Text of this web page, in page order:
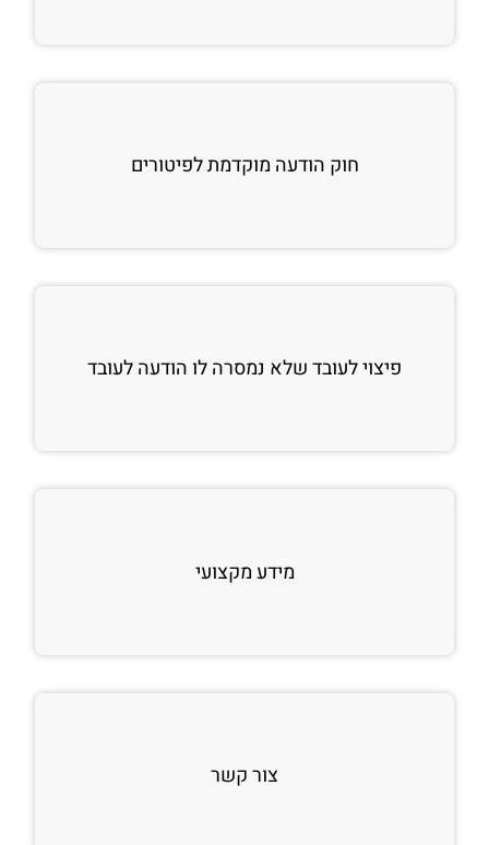
חוק הודעה מוקדמת לפיטורים
פיצוי לעובד שלא נמסרה לו הודעה לעובד
מידע מקצועי
צור קשר